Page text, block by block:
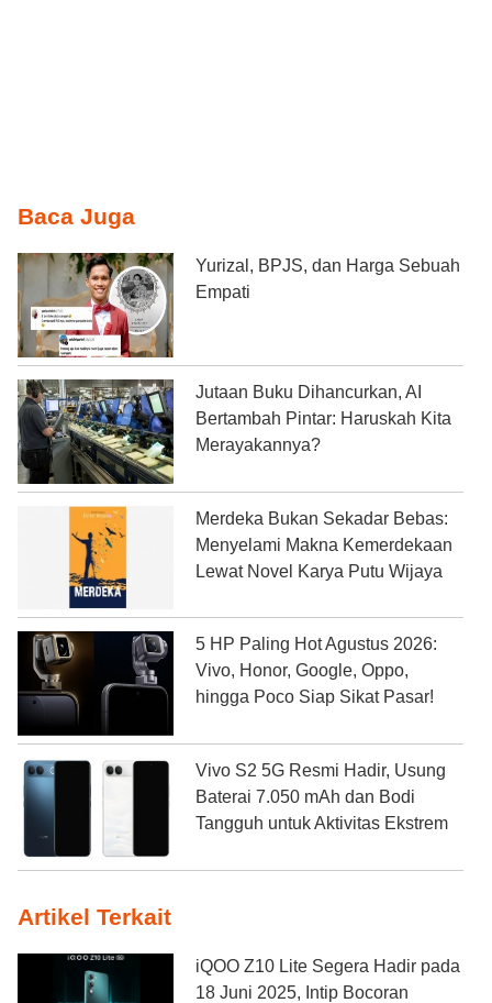
Baca Juga
Yurizal, BPJS, dan Harga Sebuah
Empati
Jutaan Buku Dihancurkan, AI
Bertambah Pintar: Haruskah Kita
Merayakannya?
Merdeka Bukan Sekadar Bebas:
Menyelami Makna Kemerdekaan
Lewat Novel Karya Putu Wijaya
5 HP Paling Hot Agustus 2026:
Vivo, Honor, Google, Oppo,
hingga Poco Siap Sikat Pasar!
Vivo S2 5G Resmi Hadir, Usung
Baterai 7.050 mAh dan Bodi
Tangguh untuk Aktivitas Ekstrem
Artikel Terkait
iQOO Z10 Lite Segera Hadir pada
18 Juni 2025, Intip Bocoran